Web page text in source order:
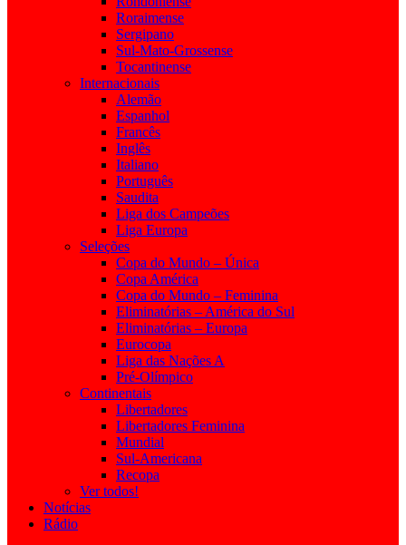
Roraimense
Sergipano
Sul-Mato-Grossense
Tocantinense
Internacionais
Alemão
Espanhol
Francês
Inglês
Italiano
Português
Saudita
Liga dos Campeões
Liga Europa
Seleções
Copa do Mundo – Única
Copa América
Copa do Mundo – Feminina
Eliminatórias – América do Sul
Eliminatórias – Europa
Eurocopa
Liga das Nações A
Pré-Olímpico
Continentais
Libertadores
Libertadores Feminina
Mundial
Sul-Americana
Recopa
Ver todos!
Notícias
Rádio